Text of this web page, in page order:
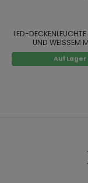
LED-
UND WEISSEM
Auf Lager